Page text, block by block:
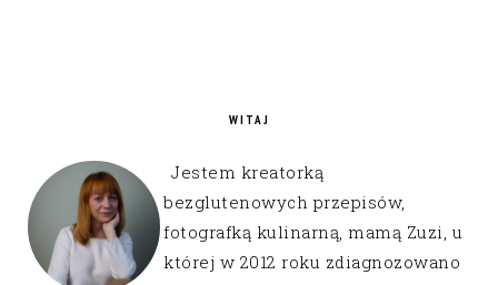
WITAJ
Jestem kreatorką
bezglutenowych przepisów,
fotografką kulinarną, mamą Zuzi, u
której w 2012 roku zdiagnozowano